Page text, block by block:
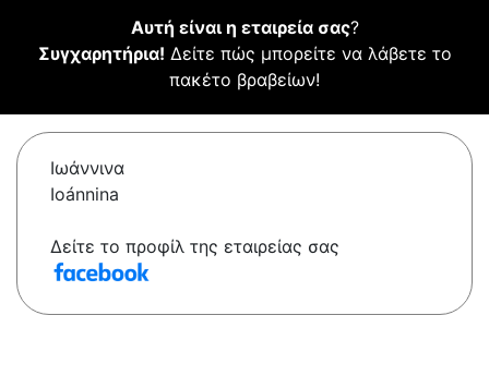
Αυτή είναι η εταιρεία σας?
Συγχαρητήρια! Δείτε πώς μπορείτε να λάβετε το
πακέτο βραβείων!
Ιωάννινα
Ioánnina
Δείτε το προφίλ της εταιρείας σας